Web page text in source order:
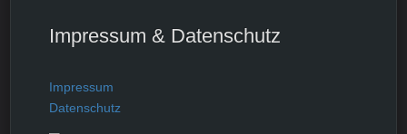
Impressum & Datenschutz
Impressum
Datenschutz